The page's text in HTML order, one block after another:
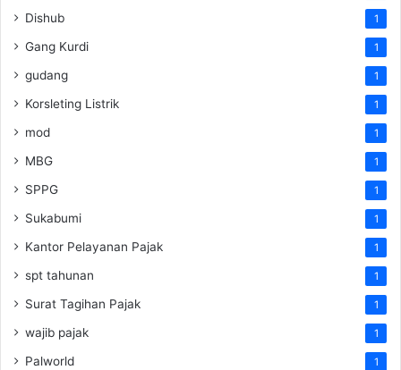
Dishub 1
Gang Kurdi 1
gudang 1
Korsleting Listrik 1
mod 1
MBG 1
SPPG 1
Sukabumi 1
Kantor Pelayanan Pajak 1
spt tahunan 1
Surat Tagihan Pajak 1
wajib pajak 1
Palworld 1